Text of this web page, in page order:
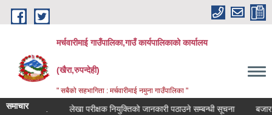
Skip to main content
मर्चवारीमाई गाउँपालिका,गाउँ कार्यपालिकाको कार्यालय
(खैरा,रुपन्देही)
" सबैको सहभागिता : मर्चवारीमाई नमुना गाउँपालिका "
समाचार
सूचना.. लेखा परीक्षक नियुक्तिको जानकारी पठाउने सम्बन्धी सूचना बजार